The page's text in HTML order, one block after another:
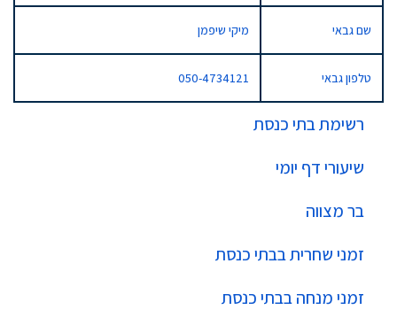
רשימת בתי כנסת
שיעורי דף יומי
בר מצווה
זמני שחרית בבתי כנסת
זמני מנחה בבתי כנסת
שם גבאי מיקי שיפמן
טלפון גבאי 050-4734121